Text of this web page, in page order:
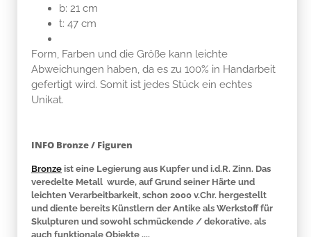
b: 21 cm
t: 47 cm
Form, Farben und die Größe kann leichte
Abweichungen haben, da es zu 100% in Handarbeit
gefertigt wird. Somit ist jedes Stück ein echtes
Unikat.
INFO Bronze / Figuren
Bronze ist eine Legierung aus Kupfer und i.d.R. Zinn. Das
veredelte Metall wurde, auf Grund seiner Härte und
leichten Verarbeitbarkeit, schon 2000 v.Chr. hergestellt
und diente bereits Künstlern der Antike als Werkstoff für
Skulpturen und sowohl schmückende / dekorative, als
auch funktionale Objekte ....